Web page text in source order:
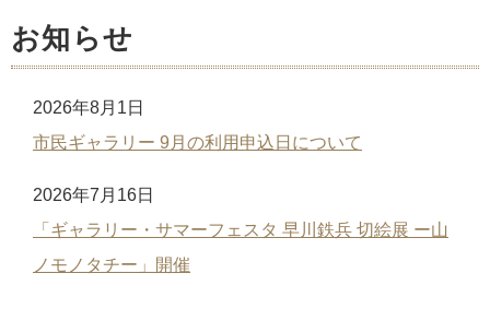
お知らせ
2026年8月1日
市民ギャラリー 9月の利用申込日について
2026年7月16日
「ギャラリー・サマーフェスタ 早川鉄兵 切絵展 ー山
ノモノタチー」開催